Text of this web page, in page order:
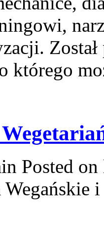
którego
Posted
Wegańskie